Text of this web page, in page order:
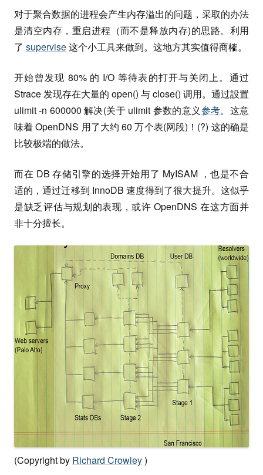
对于聚合数据的进程会产生内存溢出的问题，采取的办法
是清空内存，重启进程（而不是释放内存)的思路。利用
了 supervise这个小工具来做到。这地方其实值得商榷。
开始曾发现 80% 的 I/O 等待表的打开与关闭上。通过
Strace 发现存在大量的 open() 与 close() 调用。通过設置
ulimit -n 600000 解决(关于 ulimit 参数的意义参考。这意
味着 OpenDNS 用了大约 60 万个表(网段)！(?) 这的确是
比较极端的做法。
而在 DB 存储引擎的选择开始用了 MyISAM ，也是不合
适的，通过迁移到 InnoDB 速度得到了很大提升。这似乎
是缺乏评估与规划的表现，或许 OpenDNS 在这方面并
非十分擅长。
(Copyright by Richard Crowley)